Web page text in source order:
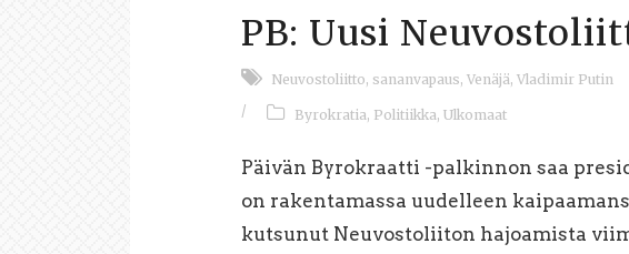
PB: Uusi
Neuvostoliitto, sananvapaus, Venäjä, Vladimir Putin
/
Byrokratia, Politiikka, Ulkomaat
Päivän Byrokraatti -palkinnon saa
on rakentamassa uudelleen
kutsunut Neuvostoliiton hajoamista